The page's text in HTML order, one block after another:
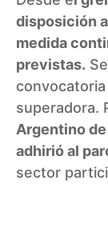
disposición
medida
previstas.
superadora.
Argentino
adhirió al
sector